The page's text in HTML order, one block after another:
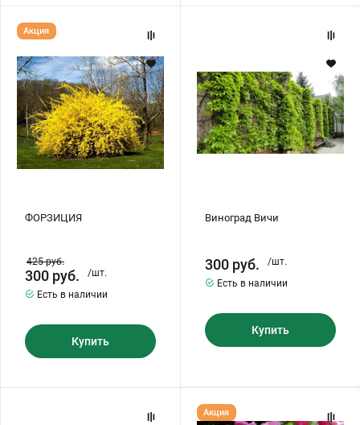
ФОРЗИЦИЯ
ФОРЗИЦИЯ
Акция
425руб.
300 руб.
/шт.
Есть в наличии
Купить
Виноград Вичи
300 руб.
/шт.
Есть в наличии
Купить
Яблоня
"БРЕНДИ
Акция